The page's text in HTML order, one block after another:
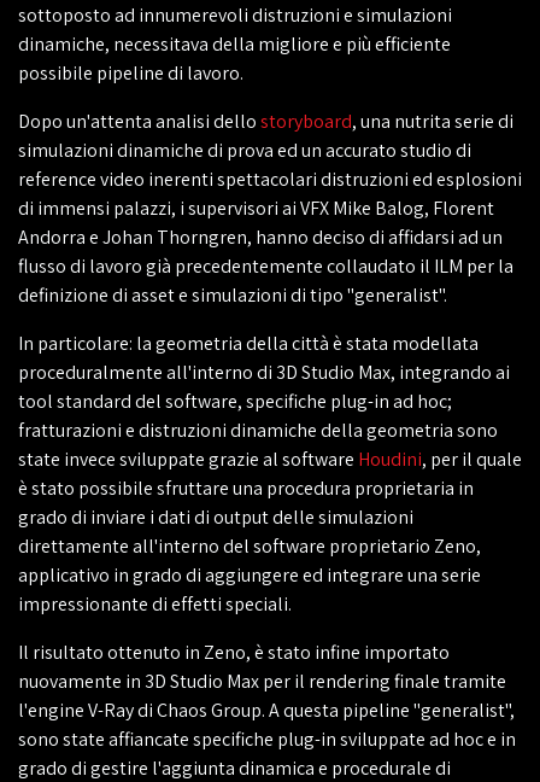
sottoposto ad innumerevoli distruzioni e simulazioni
dinamiche, necessitava della migliore e più efficiente
possibile pipeline di lavoro.
Dopo un'attenta analisi dellostoryboard, una nutrita serie di
simulazioni dinamiche di prova ed un accurato studio di
reference video inerenti spettacolari distruzioni ed esplosioni
di immensi palazzi, i supervisori ai VFX Mike Balog, Florent
Andorra e Johan Thorngren, hanno deciso di affidarsi ad un
flusso di lavoro già precedentemente collaudato il ILM per la
definizione di asset e simulazioni di tipo "generalist".
In particolare: la geometria della città è stata modellata
proceduralmente all'interno di 3D Studio Max, integrando ai
tool standard del software, specifiche plug-in ad hoc;
fratturazioni e distruzioni dinamiche della geometria sono
state invece sviluppate grazie al software Houdini, per il quale
è stato possibile sfruttare una procedura proprietaria in
grado di inviare i dati di output delle simulazioni
direttamente all'interno del software proprietario Zeno,
applicativo in grado di aggiungere ed integrare una serie
impressionante di effetti speciali.
Il risultato ottenuto in Zeno, è stato infine importato
nuovamente in 3D Studio Max per il rendering finale tramite
l'engine V-Ray di Chaos Group. A questa pipeline "generalist",
sono state affiancate specifiche plug-in sviluppate ad hoc e in
grado di gestire l'aggiunta dinamica e procedurale di